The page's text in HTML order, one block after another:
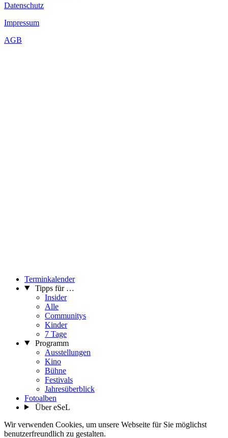
Datenschutz
Impressum
AGB
Terminkalender
Tipps für …
Insider
Alle
Communitys
Kinder
7 Tage
Programm
Ausstellungen
Kino
Bühne
Festivals
Jahresüberblick
Fotoalben
Über eSeL
Wir verwenden Cookies, um unsere Webseite für Sie möglichst
benutzerfreundlich zu gestalten.